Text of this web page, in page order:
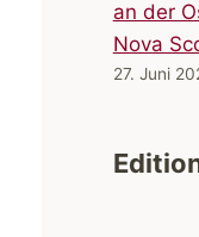
Nova
27. Juni